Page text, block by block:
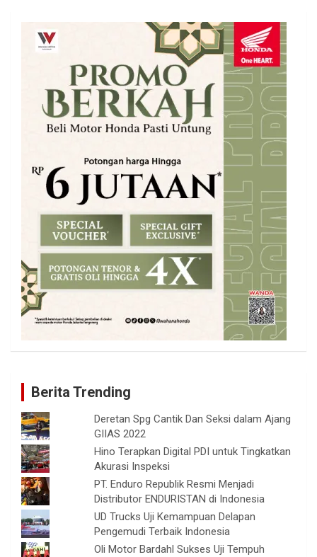
Berita Trending
Deretan Spg Cantik Dan Seksi dalam Ajang
GIIAS 2022
Hino Terapkan Digital PDI untuk Tingkatkan
Akurasi Inspeksi
PT. Enduro Republik Resmi Menjadi
Distributor ENDURISTAN di Indonesia
UD Trucks Uji Kemampuan Delapan
Pengemudi Terbaik Indonesia
Oli Motor Bardahl Sukses Uji Tempuh